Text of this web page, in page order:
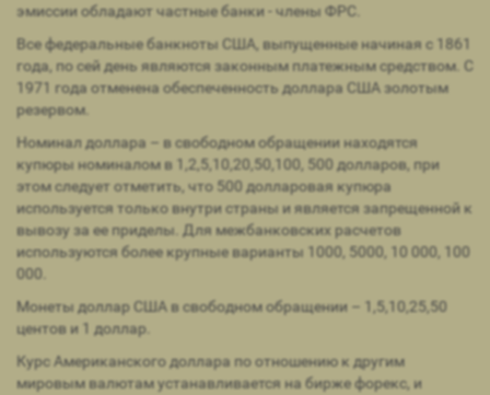
эмиссии обладают частные банки - члены ФРС.
Все федеральные банкноты США, выпущенные начиная с 1861
года, по сей день являются законным платежным средством. С
1971 года отменена обеспеченность доллара США золотым
резервом.
Номинал доллара – в свободном обращении находятся
купюры номиналом в 1,2,5,10,20,50,100, 500 долларов, при
этом следует отметить, что 500 долларовая купюра
используется только внутри страны и является запрещенной к
вывозу за ее приделы. Для межбанковских расчетов
используются более крупные варианты 1000, 5000, 10 000, 100
000.
Монеты доллар США в свободном обращении – 1,5,10,25,50
центов и 1 доллар.
Курс Американского доллара по отношению к другим
мировым валютам устанавливается на бирже форекс, и